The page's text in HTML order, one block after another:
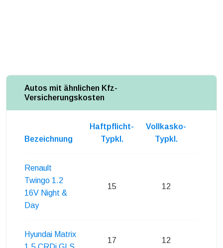
Autos mit ähnlichen Kfz-
Versicherungskosten
Bezeichnung
Haftpflicht-
Typkl.
Vollkasko-
Typkl.
Renault
Twingo 1.2
16V Night &
Day
15 12
Hyundai Matrix
17 12